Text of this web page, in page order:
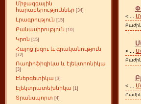
Միջազգային
հարաբերություններ [34]
Լրագրություն [15]
Բանասիրություն [10]
Կրոն [15]
Հայոց լեզու և գրականություն
[72]
Ռադիոֆիզիկա և էլեկտրոնիկա
[3]
Էներգետիկա [3]
Էլեկտրատեխնիկա [1]
Տրանսպորտ [4]
<
<
<